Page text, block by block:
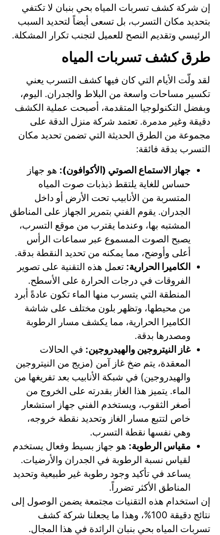
إن شركة كشف تسربات المياه بحي بنبان لا تكتفي
بتحديد مكان التسرب، بل تسعى أيضاً لتحديد السبب
الرئيسي وتقديم النصح للعميل لتجنب تكرار المشكلة.
طرق كشف تسربات المياه
لقد ولّت الأيام التي كان فيها كشف التسرب يعني
تكسير مساحات واسعة من البلاط والجدران. اليوم،
وبفضل التكنولوجيا المتقدمة، أصبحت عملية الكشف
دقيقة وغير مدمرة. تعتمد شركة منزل الدقة على
مجموعة من الطرق الحديثة التي تضمن تحديد مكان
التسرب بدقة فائقة:
جهاز الاستماع الصوتي (الأكوافون): هو جهاز
حساس للغاية يلتقط ذبذبات صوت المياه
المتسربة من الأنابيب تحت الأرض أو داخل
الجدران. يقوم الفني بتمرير الجهاز على المناطق
المشتبه بها، وعندما يقترب من موقع التسرب،
يصبح الصوت المسموع عبر سماعات الرأس
أعلى وأوضح، مما يمكنه من تحديد النقطة بدقة.
الكاميرا الحرارية: تعمل هذه التقنية على تصوير
الفروقات في درجات الحرارة على الأسطح.
المنطقة التي يتسرب منها الماء تكون عادةً أبرد
من محيطها، وتظهر بلون مختلف على شاشة
الكاميرا الحرارية، مما يكشف مسار الرطوبة
ومصدرها بدقة.
غاز النيتروجين والهيدروجين: في الحالات
المعقدة، يتم ضخ غاز آمن (مزيج من النيتروجين
والهيدروجين) في شبكة الأنابيب بعد تفريغها من
الماء. يتميز هذا الغاز بقدرته على الخروج من
أصغر الثقوب، ويستخدم الفني جهاز استشعار
خاص لتتبع مسار الغاز وتحديد نقطة خروجه،
وهي نفسها نقطة التسرب.
مقياس الرطوبة: هو جهاز بسيط وفعال يستخدم
لقياس نسبة الرطوبة في الجدران والأرضيات.
يساعد في تأكيد وجود رطوبة غير طبيعية وتحديد
المناطق الأكثر تضرراً.
إن استخدام هذه التقنيات مجتمعة يضمن الوصول إلى
نتائج دقيقة 100%، وهذا ما يجعلنا شركة كشف
تسربات المياه بحي بنبان الرائدة في هذا المجال.